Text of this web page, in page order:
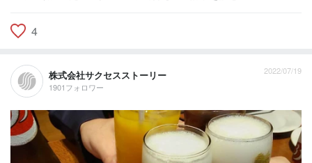
4
株式会社サクセスストーリー
1901フォロワー
2022/07/19